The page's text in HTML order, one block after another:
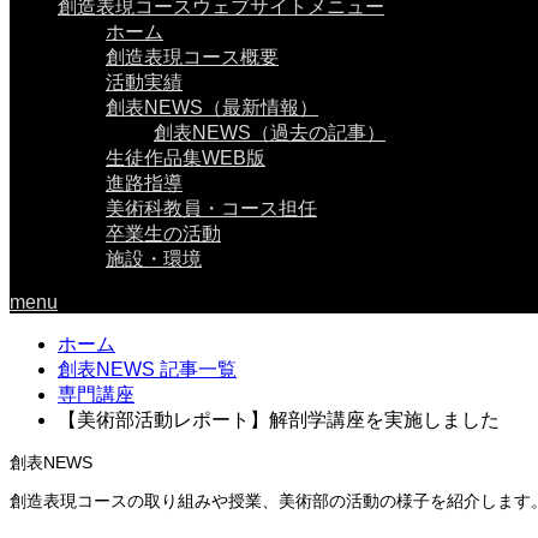
創造表現コースウェブサイトメニュー
ホーム
創造表現コース概要
活動実績
創表NEWS（最新情報）
創表NEWS（過去の記事）
生徒作品集WEB版
進路指導
美術科教員・コース担任
卒業生の活動
施設・環境
menu
ホーム
創表NEWS 記事一覧
専門講座
【美術部活動レポート】解剖学講座を実施しました
創表NEWS
創造表現コースの取り組みや授業、美術部の活動の様子を紹介します